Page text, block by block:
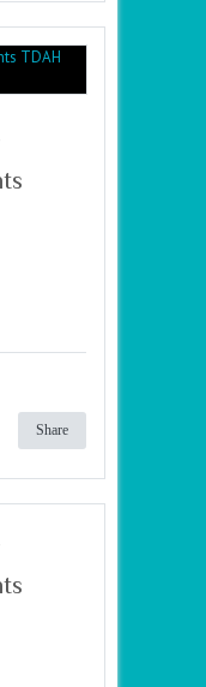
Share